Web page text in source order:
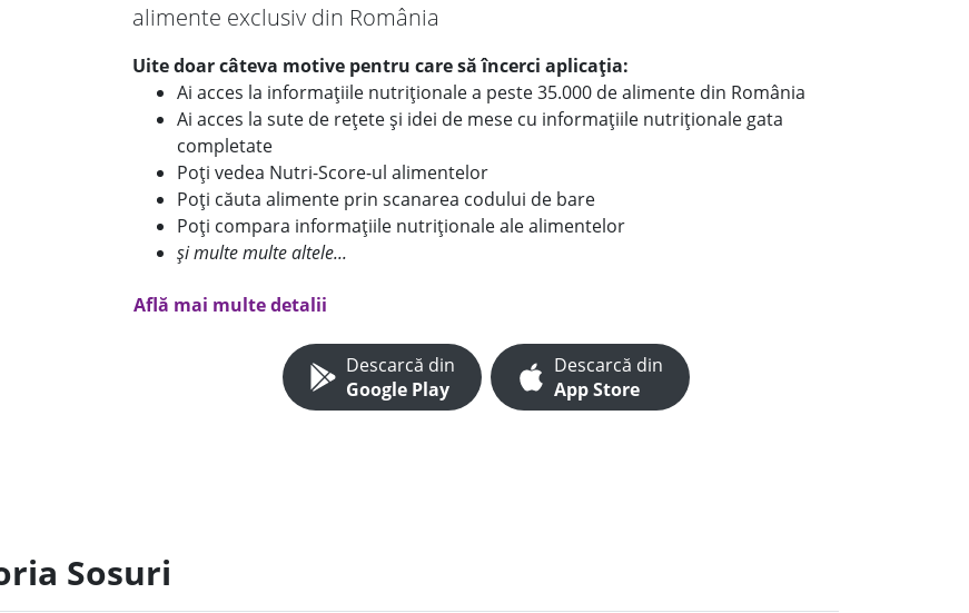
alimente exclusiv din România
Uite doar câteva motive pentru care să încerci aplicația:
Ai acces la informațiile nutriționale a peste 35.000 de alimente din România
Ai acces la sute de rețete și idei de mese cu informațiile nutriționale gata
completate
Poți vedea Nutri-Score-ul alimentelor
Poți căuta alimente prin scanarea codului de bare
Poți compara informațiile nutriționale ale alimentelor
și multe multe altele...
Află mai multe detalii
Descarcă din
Google Play
Descarcă din
App Store
Sosuri